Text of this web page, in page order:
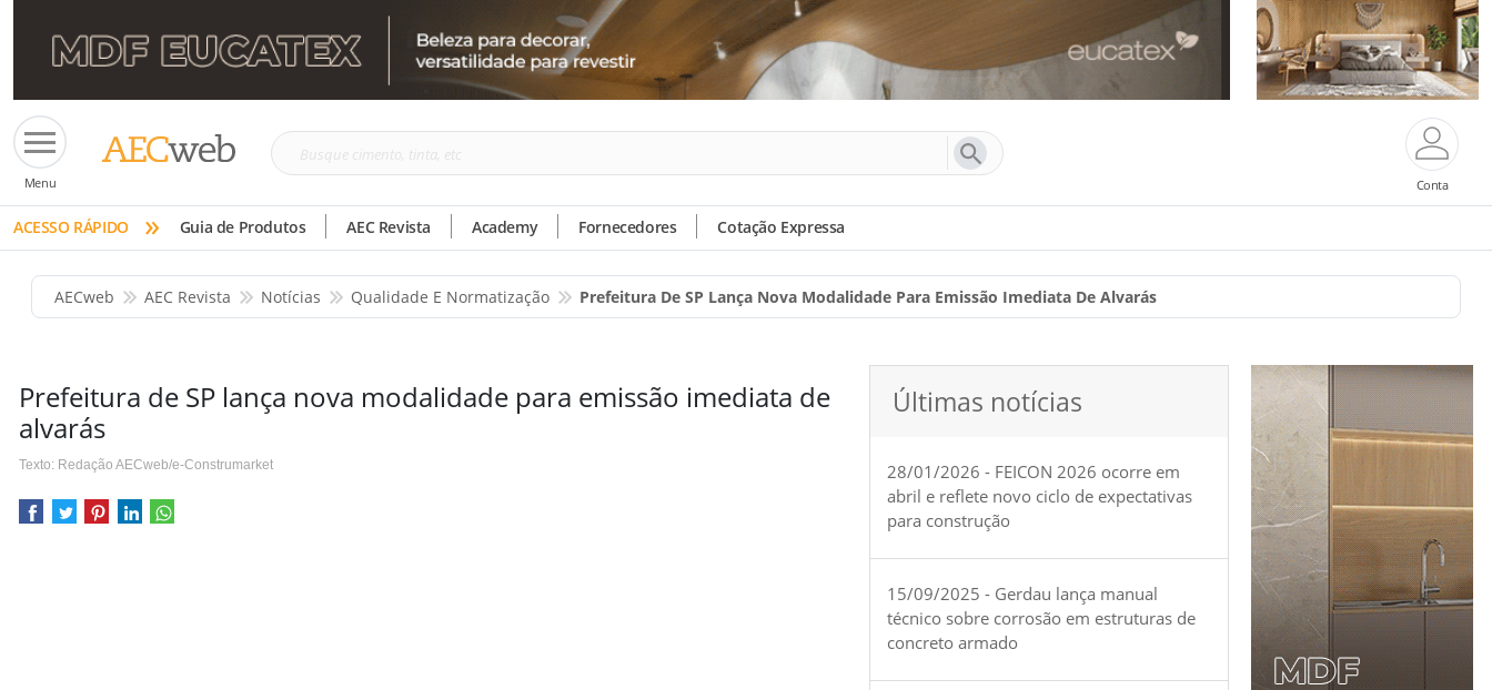
Menu
Busque
tinta,
etc
Conta
ACESSO RÁPIDO » Guia de Produtos AEC Revista Academy Fornecedores Cotação Expressa
AECweb AEC Revista Notícias Qualidade E Normatização Prefeitura De SP Lança Nova Modalidade Para Emissão Imediata De Alvarás
Prefeitura de SP lança nova modalidade para emissão imediata de
alvarás
Texto: Redação AECweb/e-Construmarket
Últimas notícias
28/01/2026 - FEICON 2026 ocorre em
abril e reflete novo ciclo de expectativas
para construção
15/09/2025 - Gerdau lança manual
técnico sobre corrosão em estruturas de
concreto armado